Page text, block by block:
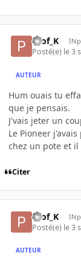
Prof_K
Posté(e) le 3
AUTEUR
Hum ouais tu
que je pensais.
J'vais jeter un
Le Pioneer
chez un pote et
Citer
Prof_K
Posté(e) le 3
AUTEUR